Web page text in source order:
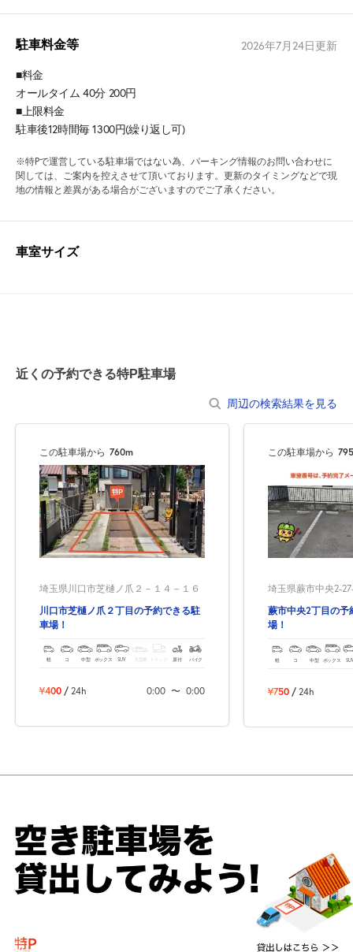
駐車料金等 2026年7月24日更新
■料金
オールタイム 40分 200円
■上限料金
駐車後12時間毎 1300円(繰り返し可)
※特Pで運営している駐車場ではない為、パーキング情報のお問い合わせに
関しては、ご案内を控えさせて頂いております。更新のタイミングなどで現
地の情報と差異がある場合がございますのでご了承ください。
車室サイズ
近くの予約できる特P駐車場
周辺の検索結果を見る
この駐車場から 760m
埼玉県川口市芝樋ノ爪２－１４－１６
川口市芝樋ノ爪２丁目の予約できる駐
車場！
軽 コ 中型 ボックス SUV トラック 原付 バイク
¥400 / 24h 0:00 〜 0:00
この駐車場から
埼玉県蕨市中央2-
蕨市中央2丁目の予
場！
軽 コ 中型 ボックス
¥750 / 24h